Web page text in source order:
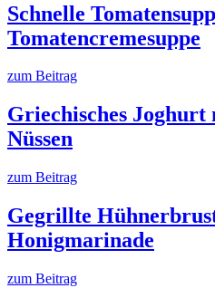
Schnelle
Tomatencremesuppe
zum Beitrag
Griechisches
Nüssen
zum Beitrag
Gegrillte
Honigmarinade
zum Beitrag